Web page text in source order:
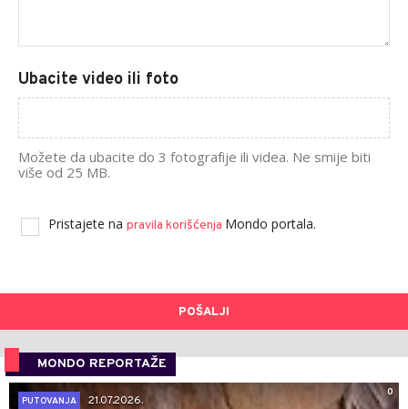
Ubacite video ili foto
Možete da ubacite do 3 fotografije ili videa. Ne smije biti
više od 25 MB.
Pristajete na pravila korišćenja Mondo portala.
POŠALJI
MONDO REPORTAŽE
0
PUTOVANJA
21.07.2026.